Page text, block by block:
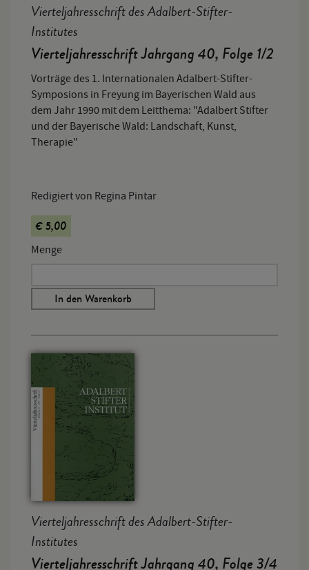
Vierteljahresschrift des Adalbert-Stifter-
Institutes
Vierteljahresschrift Jahrgang 40, Folge 1/2
Vorträge des 1. Internationalen Adalbert-Stifter-
Symposions in Freyung im Bayerischen Wald aus
dem Jahr 1990 mit dem Leitthema: "Adalbert Stifter
und der Bayerische Wald: Landschaft, Kunst,
Therapie"
Redigiert von Regina Pintar
€ 5,00
Menge
In den Warenkorb
Vierteljahresschrift des Adalbert-Stifter-
Institutes
Vierteljahresschrift Jahrgang 40, Folge 3/4